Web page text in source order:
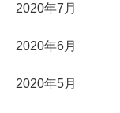
2020年7月
2020年6月
2020年5月